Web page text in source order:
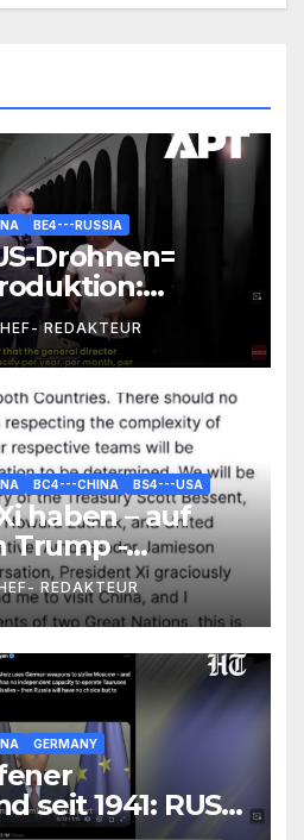
BE4---RUSSIA
Drohnen=
und
REDAKTEUR
BC4---CHINA BS4---USA
haben – auf
Trump -
von
REDAKTEUR
GERMANY
seit 1941: RUS